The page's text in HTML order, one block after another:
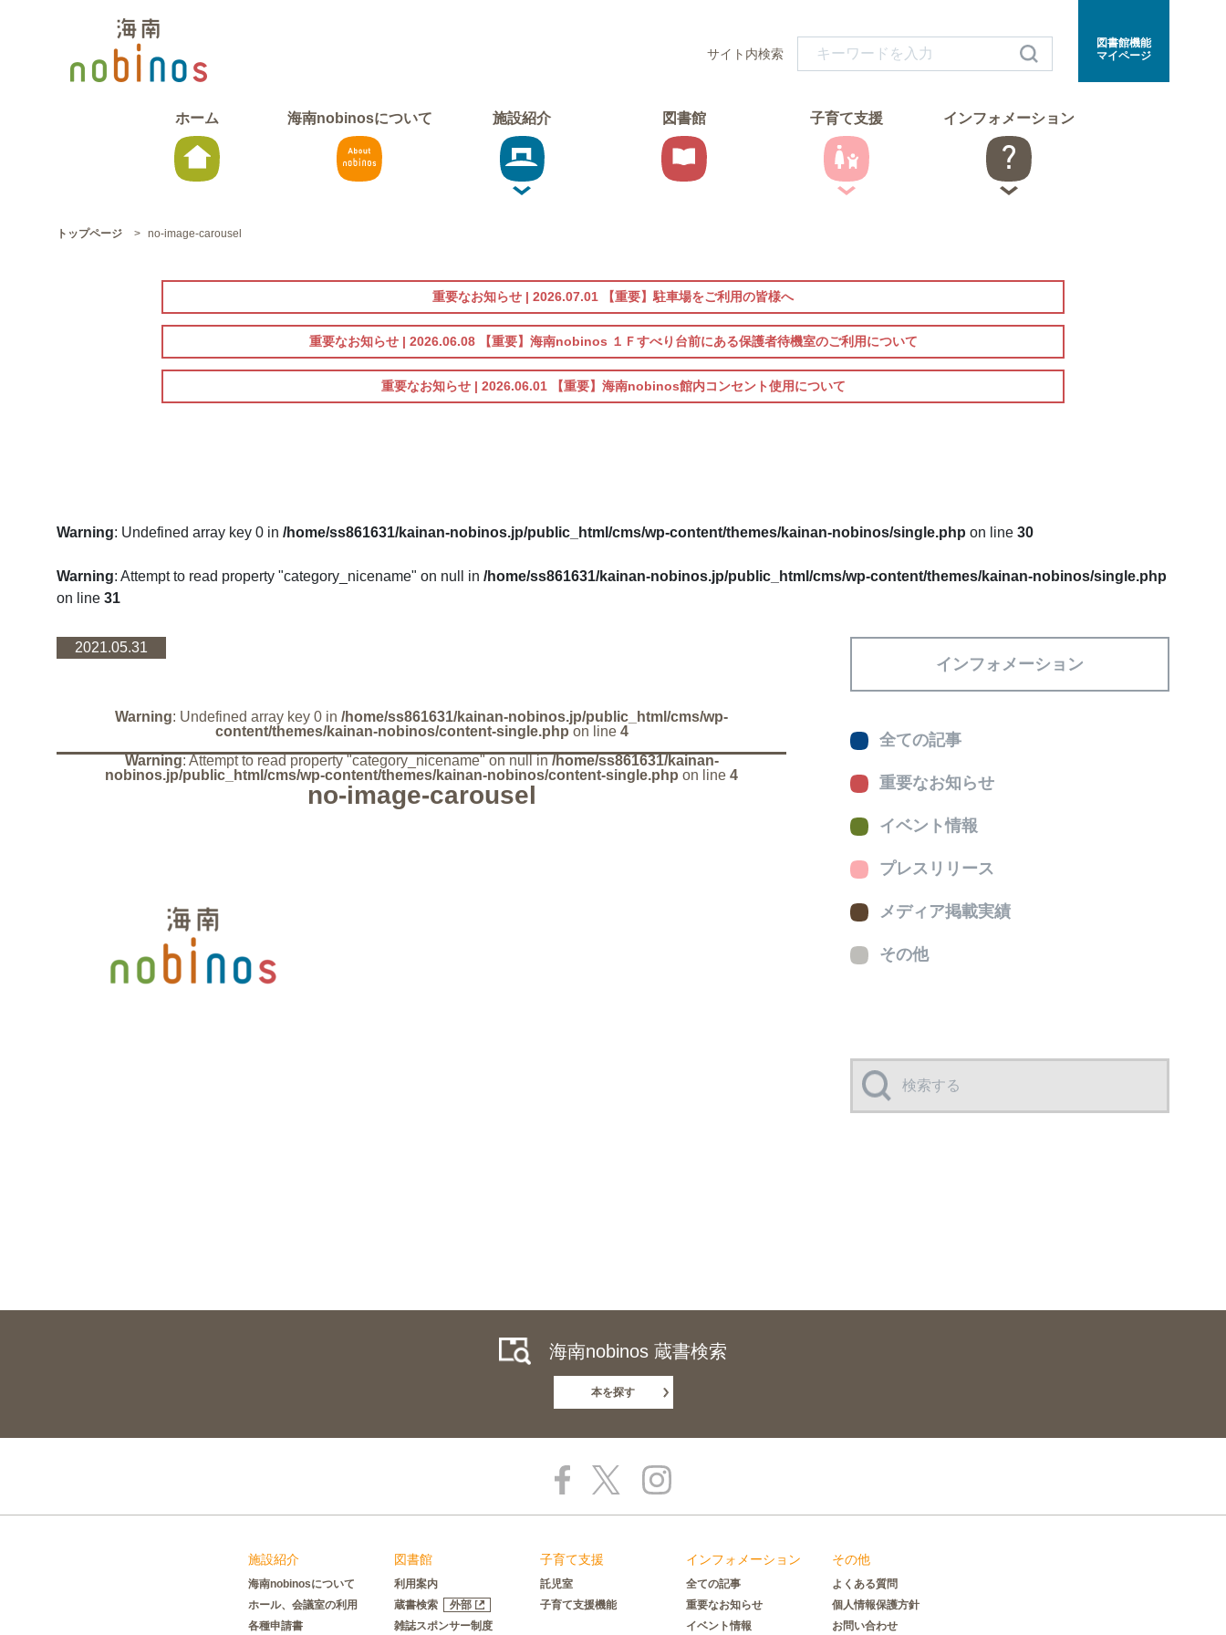
サイト内検索
図書館機能
マイページ
ホーム 海南nobinosについて 施設紹介 図書館 子育て支援 インフォメーション
トップページ > no-image-carousel
重要なお知らせ | 2026.07.01 【重要】駐車場をご利用の皆様へ
重要なお知らせ | 2026.06.08【重要】海南nobinos １Ｆすべり台前にある保護者待機室のご利用について
重要なお知らせ | 2026.06.01【重要】海南nobinos館内コンセント使用について
Warning: Undefined array key 0 in /home/ss861631/kainan-nobinos.jp/public_html/cms/wp-content/themes/kainan-nobinos/single.php on line 30
Warning: Attempt to read property "category_nicename" on null in /home/ss861631/kainan-nobinos.jp/public_html/cms/wp-content/themes/kainan-nobinos/single.php
on line 31
2021.05.31
Warning: Undefined array key 0 in /home/ss861631/kainan-nobinos.jp/public_html/cms/wp-
content/themes/kainan-nobinos/content-single.php on line 4
Warning: Attempt to read property "category_nicename" on null in /home/ss861631/kainan-
nobinos.jp/public_html/cms/wp-content/themes/kainan-nobinos/content-single.php on line 4
no-image-carousel
インフォメーション
全ての記事
重要なお知らせ
イベント情報
プレスリリース
メディア掲載実績
その他
海南nobinos 蔵書検索
本を探す
施設紹介
海南nobinosについて
ホール、会議室の利用
各種申請書
図書館
利用案内
蔵書検索
外部
雑誌スポンサー制度
子育て支援
託児室
子育て支援機能
インフォメーション
全ての記事
重要なお知らせ
イベント情報
その他
よくある質問
個人情報保護方針
お問い合わせ